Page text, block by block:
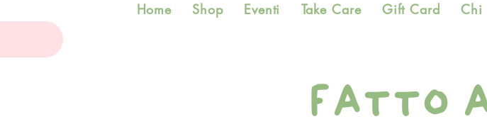
Home Shop Eventi Take Care Gift Card Chi
fatto a